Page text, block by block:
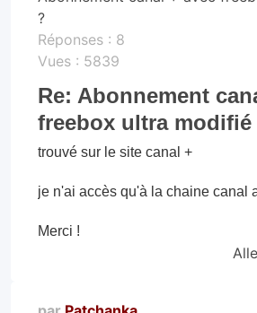
?
Réponses : 8
Vues : 5839
Re: Abonnement
freebox ultra modifié
trouvé sur le site canal +
je n'ai accès qu'à la chaine canal
Merci !